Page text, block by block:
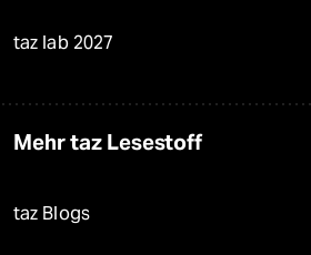
taz lab 2027
Mehr taz Lesestoff
taz Blogs